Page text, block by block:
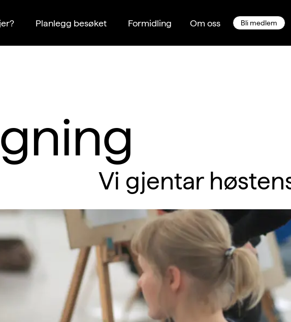
Planlegg besøket Formidling Om oss Bli medlem
Vi gjentar